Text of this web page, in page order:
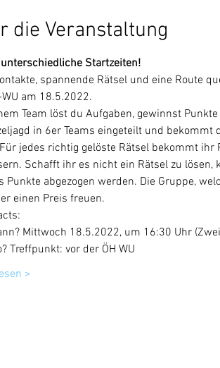
die Veranstaltung
Startzeiten!
spannende Rätsel und eine Route
WU am 18.5.2022.
Team löst du Aufgaben, gewinnst
in 6er Teams eingeteilt und
jedes richtig gelöste Rätsel bekommt
Schafft ihr es nicht ein Rätsel zu
Punkte abgezogen werden. Die Gruppe,
einen Preis freuen.
Mittwoch 18.5.2022, um 16:30 Uhr
Treffpunkt: vor der ÖH WU
>